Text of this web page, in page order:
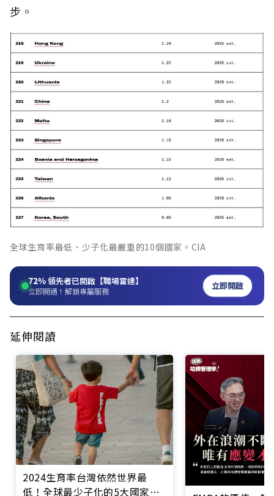
步。
全球生育率最低、少子化最嚴重的10個國家。CIA
72%領先者已開啟【職場雷達】
立即開通！解鎖專屬服務 立即開啟
延伸閱讀
2024生育率台灣依然世界最
低！全球最少子化的5大國家，